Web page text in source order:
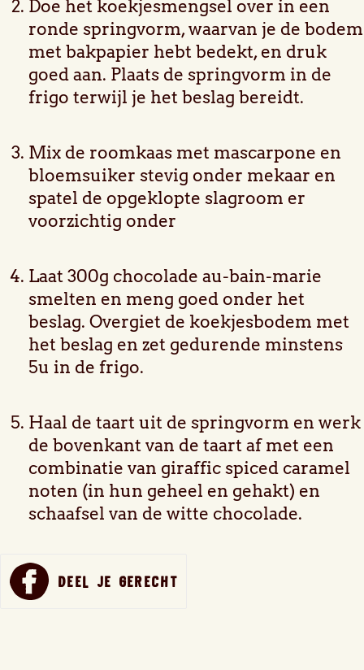
Doe het koekjesmengsel over in een
ronde springvorm, waarvan je de bodem
met bakpapier hebt bedekt, en druk
goed aan. Plaats de springvorm in de
frigo terwijl je het beslag bereidt.
Mix de roomkaas met mascarpone en
bloemsuiker stevig onder mekaar en
spatel de opgeklopte slagroom er
voorzichtig onder
Laat 300g chocolade au-bain-marie
smelten en meng goed onder het
beslag. Overgiet de koekjesbodem met
het beslag en zet gedurende minstens
5u in de frigo.
Haal de taart uit de springvorm en werk
de bovenkant van de taart af met een
combinatie van giraffic spiced caramel
noten (in hun geheel en gehakt) en
schaafsel van de witte chocolade.
DEEL JE GERECHT
SHARE
ON